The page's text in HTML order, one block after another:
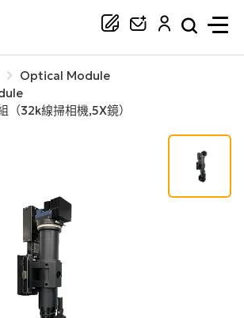
正在尋找協助嗎？
搜尋
Optical Module
（32k線掃相機,5X鏡）